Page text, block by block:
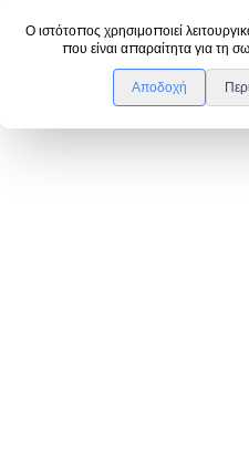
Ο ιστότοπος χρησιμοποιεί
που είναι απαραίτητα για τη
Αποδοχή
DanceLink